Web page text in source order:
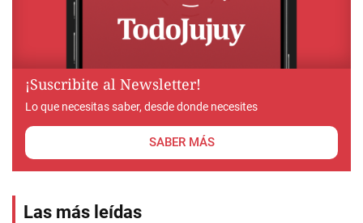
¡Suscribite al Newsletter!
Lo que necesitas saber, desde donde necesites
SABER MÁS
Las más leídas